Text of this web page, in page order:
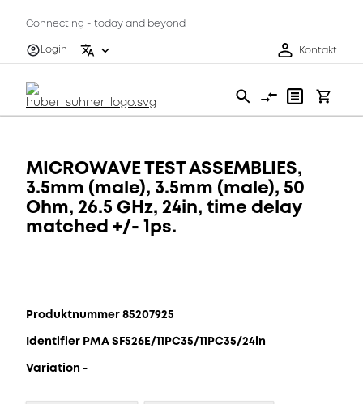
Connecting - today and beyond
Login
Kontakt
MICROWAVE TEST ASSEMBLIES,
3.5mm (male), 3.5mm (male), 50
Ohm, 26.5 GHz, 24in, time delay
matched +/- 1ps.
Produktnummer 85207925
Identifier PMA SF526E/11PC35/11PC35/24in
Variation -